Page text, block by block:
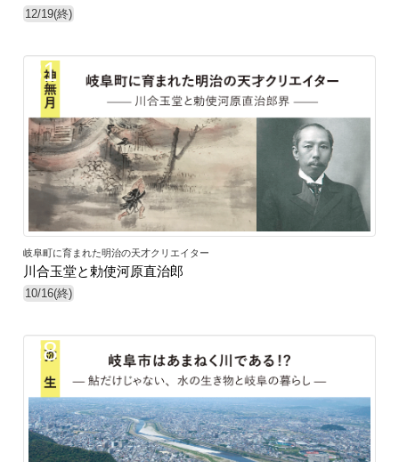
12/19(終)
31
岐阜町に育まれた明治の天才クリエイター
川合玉堂と勅使河原直治郎
10/16(終)
28